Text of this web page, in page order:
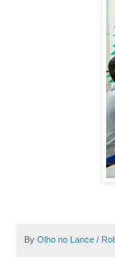
By Olho no Lance /